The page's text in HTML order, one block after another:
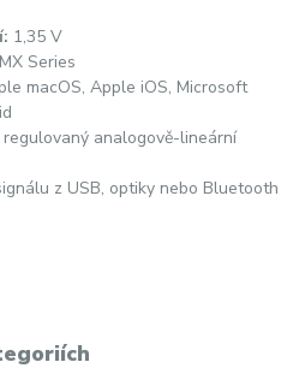
1,35 V
Series
macOS, Apple iOS, Microsoft
regulovaný analogově-lineární
z USB, optiky nebo Bluetooth